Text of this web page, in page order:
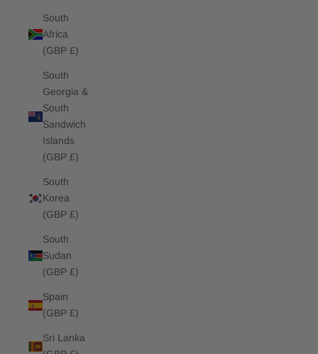
South
Africa
(GBP £)
South
Georgia &
South
Sandwich
Islands
(GBP £)
South
Korea
(GBP £)
South
Sudan
(GBP £)
Spain
(GBP £)
Sri Lanka